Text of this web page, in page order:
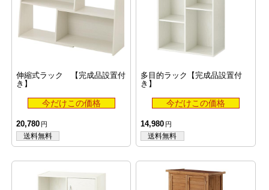
伸縮式ラック 【完成品設置付
き】
20,780
多目的ラック【完成品設置付
き】
14,980